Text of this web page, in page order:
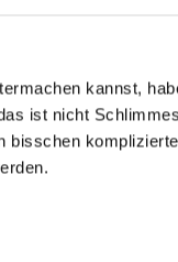
kannst,
ist nicht
bisschen